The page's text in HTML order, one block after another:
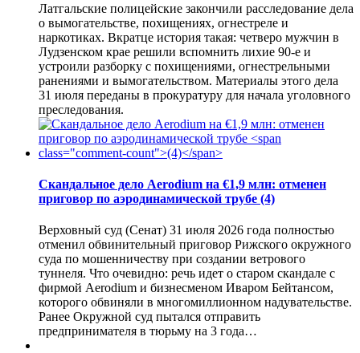
Латгальские полицейские закончили расследование дела
о вымогательстве, похищениях, огнестреле и
наркотиках. Вкратце история такая: четверо мужчин в
Лудзенском крае решили вспомнить лихие 90-е и
устроили разборку с похищениями, огнестрельными
ранениями и вымогательством. Материалы этого дела
31 июля переданы в прокуратуру для начала уголовного
преследования.
Скандальное дело Aerodium на €1,9 млн: отменен
приговор по аэродинамической трубе (4)
Верховный суд (Сенат) 31 июля 2026 года полностью
отменил обвинительный приговор Рижского окружного
суда по мошенничеству при создании ветрового
туннеля. Что очевидно: речь идет о старом скандале с
фирмой Aerodium и бизнесменом Иваром Бейтансом,
которого обвиняли в многомиллионном надувательстве.
Ранее Окружной суд пытался отправить
предпринимателя в тюрьму на 3 года…